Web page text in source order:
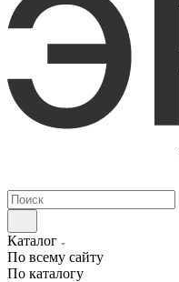
Каталог
По всему сайту
По каталогу